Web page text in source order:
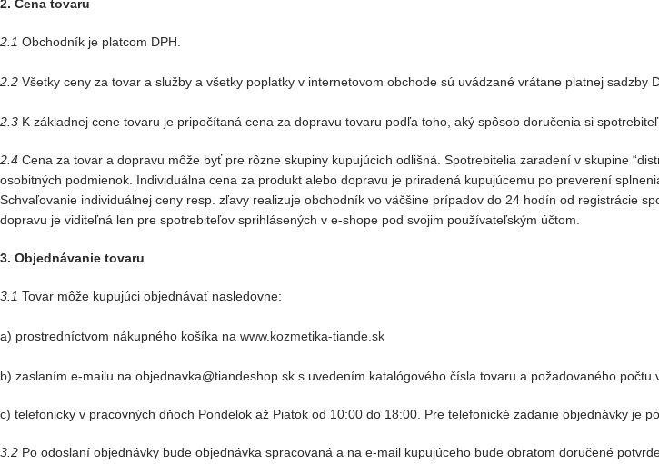
2. Cena tovaru
2.1 Obchodník je platcom DPH.
2.2 Všetky ceny za tovar a služby a všetky poplatky v internetovom obchode sú uvádzané vrátane platnej sadzby
2.3 K základnej cene tovaru je pripočítaná cena za dopravu tovaru podľa toho, aký spôsob doručenia si
2.4 Cena za tovar a dopravu môže byť pre rôzne skupiny kupujúcich odlišná. Spotrebitelia zaradení v skupine
osobitných podmienok. Individuálna cena za produkt alebo dopravu je priradená kupujúcemu po preverení
Schvaľovanie individuálnej ceny resp. zľavy realizuje obchodník vo väčšine prípadov do 24 hodín od registrácie
dopravu je viditeľná len pre spotrebiteľov sprihlásených v e-shope pod svojim používateľským účtom.
3. Objednávanie tovaru
3.1 Tovar môže kupujúci objednávať nasledovne:
a) prostredníctvom nákupného košíka na www.kozmetika-tiande.sk
b) zaslaním e-mailu na objednavka@tiandeshop.sk s uvedením katalógového čísla tovaru a požadovaného počtu
c) telefonicky v pracovných dňoch Pondelok až Piatok od 10:00 do 18:00. Pre telefonické zadanie objednávky je
3.2 Po odoslaní objednávky bude objednávka spracovaná a na e-mail kupujúceho bude obratom doručené